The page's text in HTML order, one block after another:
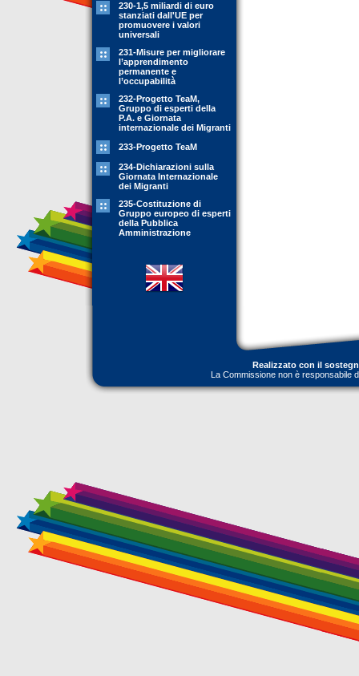
230-1,5 miliardi di euro
stanziati dall'UE per
promuovere i valori
universali
231-Misure per migliorare
l’apprendimento
permanente e
l’occupabilità
232-Progetto TeaM,
Gruppo di esperti della
P.A. e Giornata
internazionale dei Migranti
233-Progetto TeaM
234-Dichiarazioni sulla
Giornata Internazionale
dei Migranti
235-Costituzione di
Gruppo europeo di esperti
della Pubblica
Amministrazione
Realizzato con il
La Commissione non è responsabile